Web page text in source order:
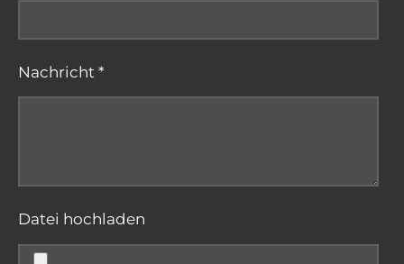
Nachricht *
Datei hochladen